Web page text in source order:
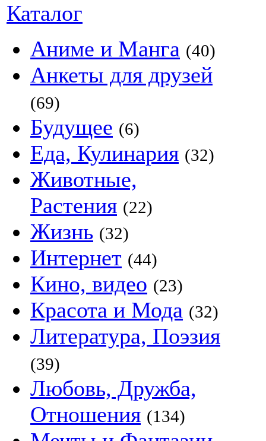
Каталог
Аниме и Манга (40)
Анкеты для друзей
(69)
Будущее (6)
Еда, Кулинария (32)
Животные,
Растения (22)
Жизнь (32)
Интернет (44)
Кино, видео (23)
Красота и Мода (32)
Литература, Поэзия
(39)
Любовь, Дружба,
Отношения (134)